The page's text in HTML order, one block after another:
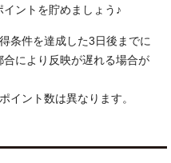
ントを貯めましょう♪
条件を達成した3日後までに
により反映が遅れる場合が
イント数は異なります。